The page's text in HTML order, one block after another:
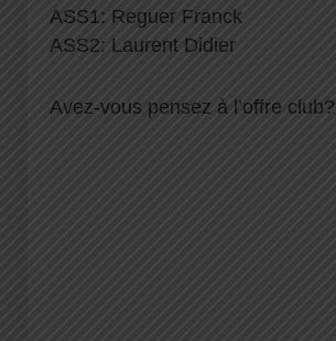
ASS1: Reguer Franck
ASS2: Laurent Didier
Avez-vous pensez à l’offre club?